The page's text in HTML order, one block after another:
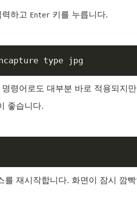
하고 Enter 키를 누릅니다.
명령어로도 대부분 바로 적용되지
좋습니다.
재시작합니다. 화면이 잠시 깜